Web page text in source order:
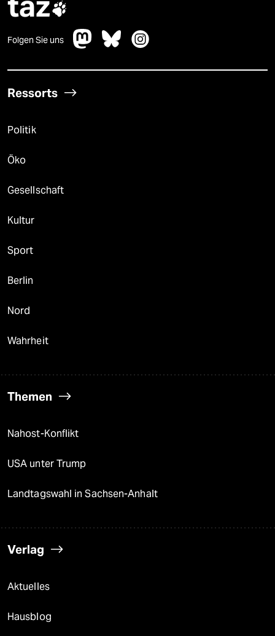

Folgen Sie uns
Ressorts
Politik
Öko
Gesellschaft
Kultur
Sport
Berlin
Nord
Wahrheit
Themen
Nahost-Konflikt
USA unter Trump
Landtagswahl in Sachsen-Anhalt
Verlag
Aktuelles
Hausblog